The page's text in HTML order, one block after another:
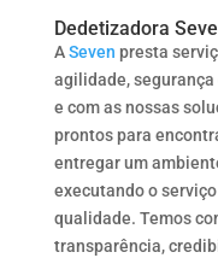
Dedetizadora
ASeven presta
agilidade,
e com as nossas
prontos para
entregar um
executando o
qualidade. Temos
transparência,